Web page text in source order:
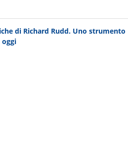
di Richard Rudd. Uno strumento
oggi